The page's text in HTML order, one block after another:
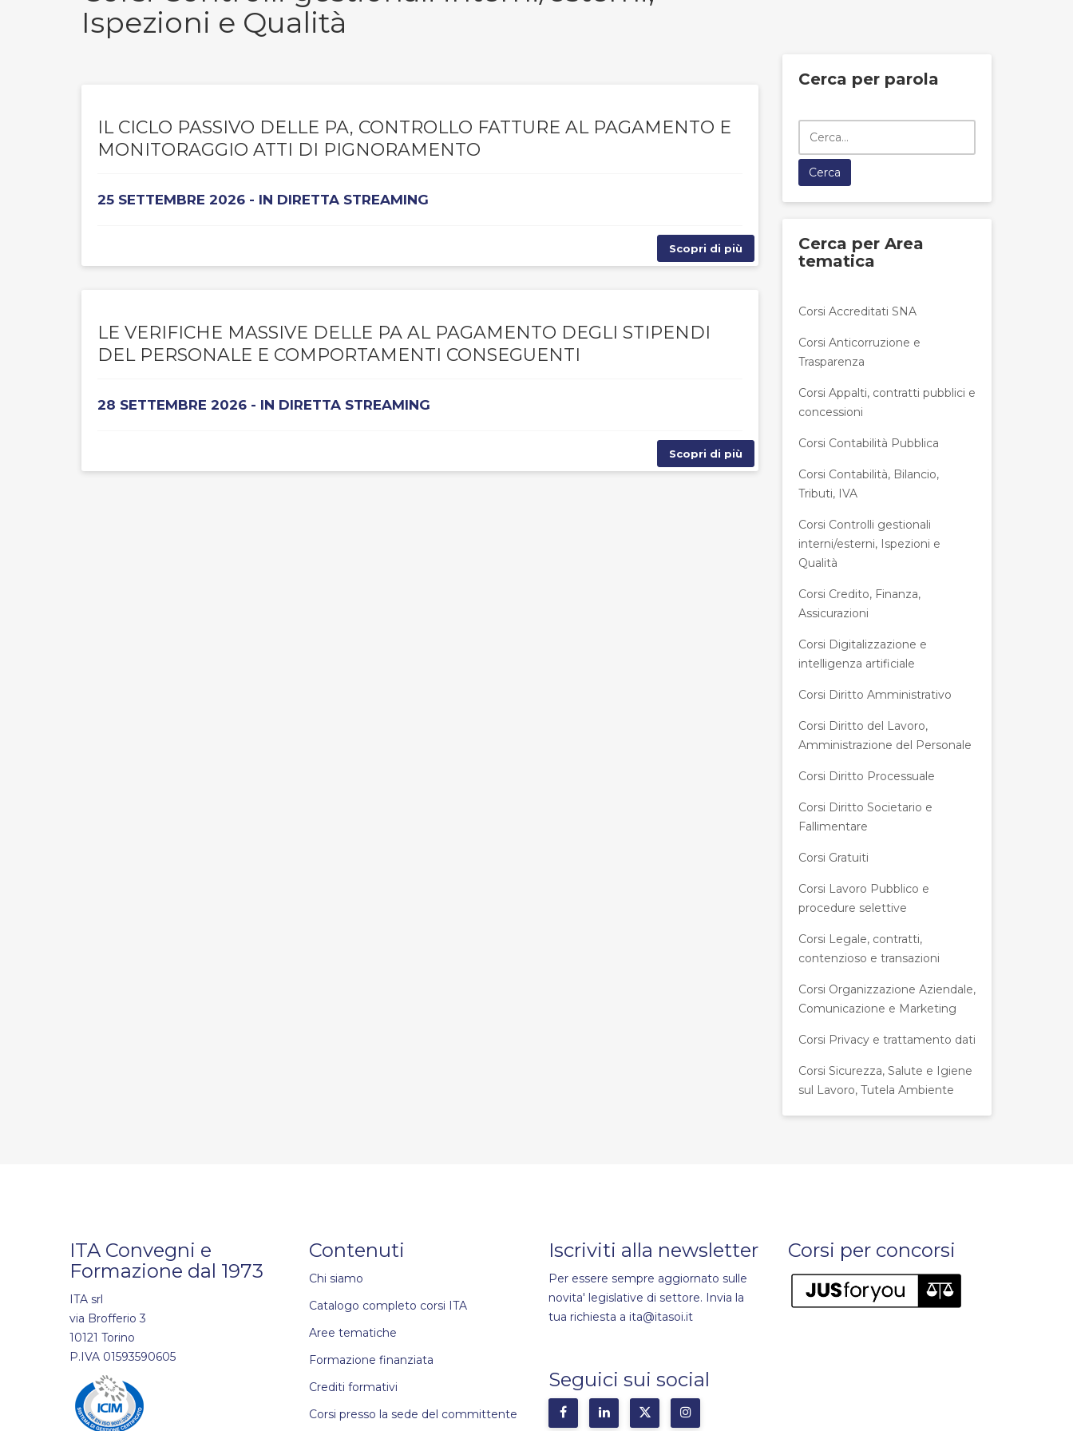
Ispezioni e Qualità
IL CICLO PASSIVO DELLE PA, CONTROLLO FATTURE AL PAGAMENTO E
MONITORAGGIO ATTI DI PIGNORAMENTO
25 SETTEMBRE 2026 - IN DIRETTA STREAMING
Scopri di più
LE VERIFICHE MASSIVE DELLE PA AL PAGAMENTO DEGLI STIPENDI
DEL PERSONALE E COMPORTAMENTI CONSEGUENTI
28 SETTEMBRE 2026 - IN DIRETTA STREAMING
Scopri di più
Cerca per parola
Cerca per Area
tematica
Corsi Accreditati SNA
Corsi Anticorruzione e
Trasparenza
Corsi Appalti, contratti pubblici e
concessioni
Corsi Contabilità Pubblica
Corsi Contabilità, Bilancio,
Tributi, IVA
Corsi Controlli gestionali
interni/esterni, Ispezioni e
Qualità
Corsi Credito, Finanza,
Assicurazioni
Corsi Digitalizzazione e
intelligenza artificiale
Corsi Diritto Amministrativo
Corsi Diritto del Lavoro,
Amministrazione del Personale
Corsi Diritto Processuale
Corsi Diritto Societario e
Fallimentare
Corsi Gratuiti
Corsi Lavoro Pubblico e
procedure selettive
Corsi Legale, contratti,
contenzioso e transazioni
Corsi Organizzazione Aziendale,
Comunicazione e Marketing
Corsi Privacy e trattamento dati
Corsi Sicurezza, Salute e Igiene
sul Lavoro, Tutela Ambiente
ITA Convegni e
Formazione dal 1973
ITA srl
via Brofferio 3
10121 Torino
P.IVA 01593590605
Contenuti
Chi siamo
Catalogo completo corsi ITA
Aree tematiche
Formazione finanziata
Crediti formativi
Corsi presso la sede del committente
Iscriviti alla newsletter
Per essere sempre aggiornato sulle
novita' legislative di settore. Invia la
tua richiesta a ita@itasoi.it
Seguici sui social
Corsi per concorsi